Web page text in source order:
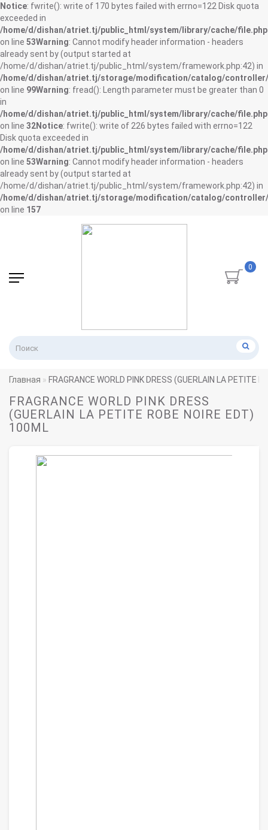
Notice: fwrite(): write of 170 bytes failed with errno=122 Disk quota
exceeded in
/home/d/dishan/atriet.tj/public_html/system/library/cache/file.php
on line 53Warning: Cannot modify header information - headers
already sent by (output started at
/home/d/dishan/atriet.tj/public_html/system/framework.php:42) in
/home/d/dishan/atriet.tj/storage/modification/catalog/
on line 99Warning: fread(): Length parameter must be greater than 0
in
/home/d/dishan/atriet.tj/public_html/system/library/cache/file.php
on line 32Notice: fwrite(): write of 226 bytes failed with errno=122
Disk quota exceeded in
/home/d/dishan/atriet.tj/public_html/system/library/cache/file.php
on line 53Warning: Cannot modify header information - headers
already sent by (output started at
/home/d/dishan/atriet.tj/public_html/system/framework.php:42) in
/home/d/dishan/atriet.tj/storage/modification/catalog/
on line 157
0
Главная FRAGRANCE WORLD PINK DRESS (GUERLAIN LA PETITE
FRAGRANCE WORLD PINK DRESS
(GUERLAIN LA PETITE ROBE NOIRE EDT)
100ML